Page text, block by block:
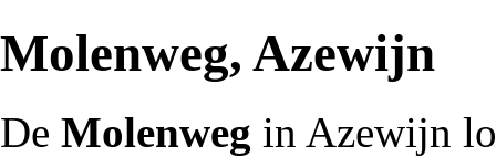
Molenweg, Azewijn
De Molenweg in Azewijn